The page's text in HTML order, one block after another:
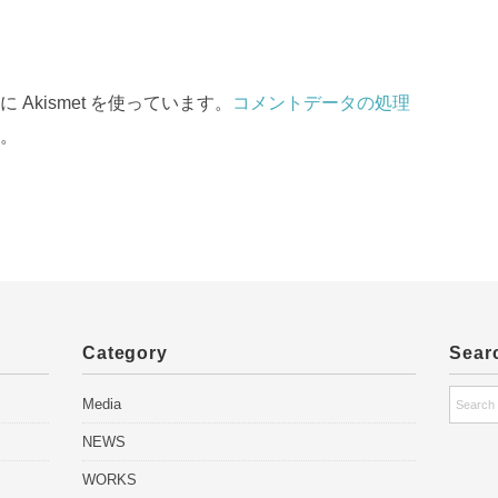
Akismet を使っています。
コメントデータの処理
。
Category
Media
NEWS
WORKS